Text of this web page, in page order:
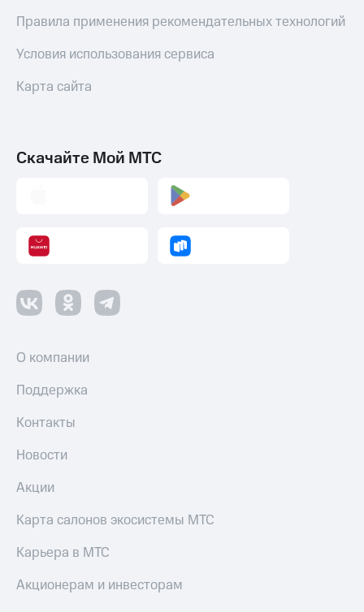
Правила применения рекомендательных технологий
Условия использования сервиса
Карта сайта
Скачайте Мой МТС
О компании
Поддержка
Контакты
Новости
Акции
Карта салонов экосистемы МТС
Карьера в МТС
Акционерам и инвесторам